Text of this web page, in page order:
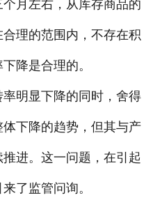
月左右，从库存商品的
理的范围内，不存在积
降是合理的。
明显下降的同时，舍得
下降的趋势，但其与产
进。这一问题，在引起
了监管问询。